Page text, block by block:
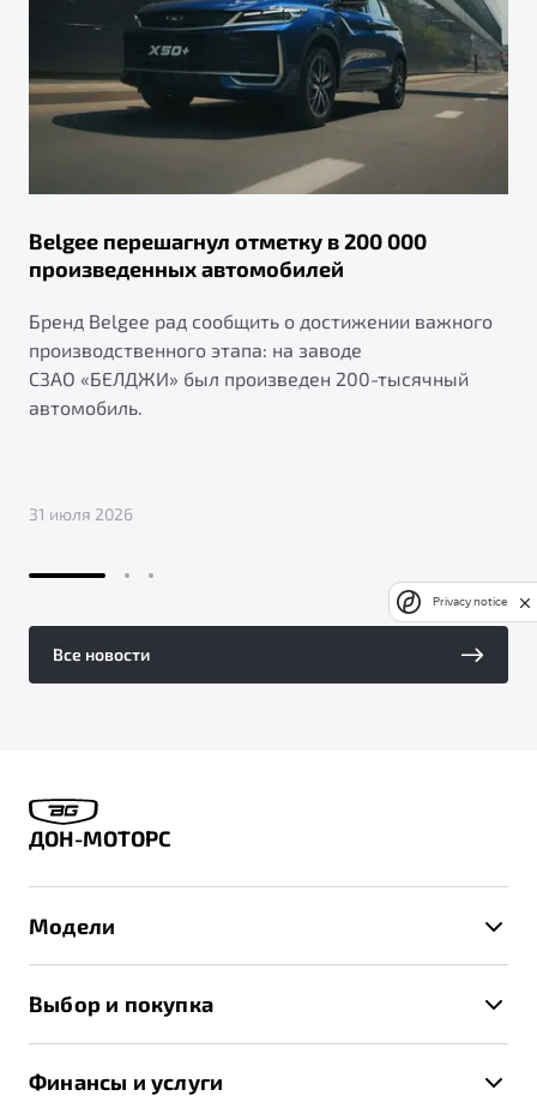
Belgee перешагнул отметку в 200 000
произведенных автомобилей
Бренд Belgee рад сообщить о достижении важного
производственного этапа: на заводе
СЗАО «БЕЛДЖИ» был произведен 200-тысячный
автомобиль.
31 июля 2026
Все новости
ДОН-МОТОРС
Модели
X70
Выбор и покупка
Финансы и услуги
Privacy notice